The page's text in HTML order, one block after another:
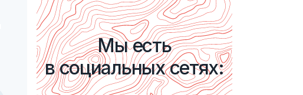
Мы есть
в социальных сетях: